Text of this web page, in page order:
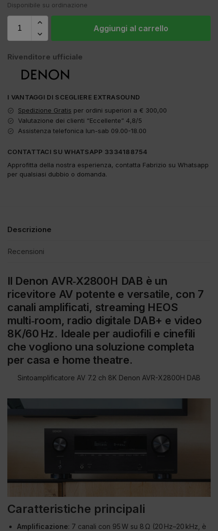
Disponibile su ordinazione
Aggiungi al carrello
Rivenditore ufficiale
I VANTAGGI DI SCEGLIERE EXTRASOUND
Spedizione Gratis per ordini superiori a € 300,00
Valutazione dei clienti “Eccellente” 4,8/5
Assistenza telefonica lun-sab 09.00-18.00
CONTATTACI SU WHATSAPP 3334188754
Approfitta della nostra esperienza, contatta Fabrizio su Whatsapp
per qualsiasi dubbio o domanda.
Descrizione
Recensioni
Il Denon AVR‑X2800H DAB è un
ricevitore AV potente e versatile, con 7
canali amplificati, streaming HEOS
multi‑room, radio digitale DAB+ e video
8K/60 Hz. Ideale per audiofili e cinefili
che vogliono una soluzione completa
per casa e home theatre.
Sintoamplificatore AV 7.2 ch 8K Denon AVR-X2800H DAB
Caratteristiche principali
Amplificazione: 7 canali con 95 W su 8 Ω (20 Hz–20 kHz, è